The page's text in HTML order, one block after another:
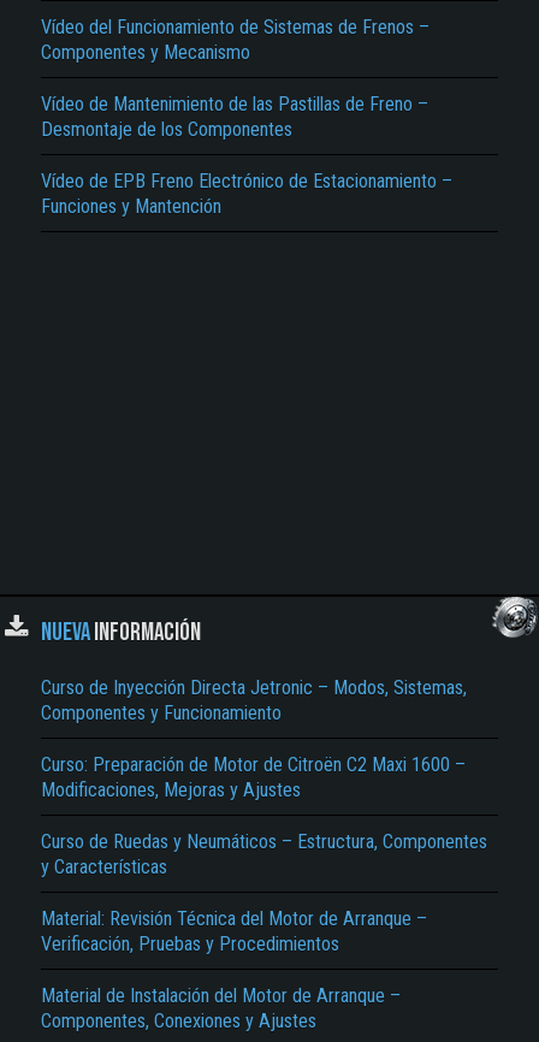
Vídeo del Funcionamiento de Sistemas de Frenos –
Componentes y Mecanismo
Vídeo de Mantenimiento de las Pastillas de Freno –
Desmontaje de los Componentes
Vídeo de EPB Freno Electrónico de Estacionamiento –
Funciones y Mantención
NUEVAINFORMACIÓN
Curso de Inyección Directa Jetronic – Modos, Sistemas,
Componentes y Funcionamiento
Curso: Preparación de Motor de Citroën C2 Maxi 1600 –
Modificaciones, Mejoras y Ajustes
Curso de Ruedas y Neumáticos – Estructura, Componentes
y Características
Material: Revisión Técnica del Motor de Arranque –
Verificación, Pruebas y Procedimientos
Material de Instalación del Motor de Arranque –
Componentes, Conexiones y Ajustes
El Título es incorrecto según el contenido.
Texto o Imagen de portada son erróneos.